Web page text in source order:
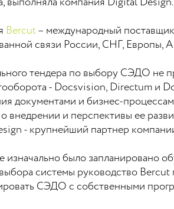
выполняла компания Digital Design.
Bercut – международный
связи России, СНГ, Европы,
тендера по выбору СЭДО не
- Docsvision, Directum и
документами и бизнес-
внедрении и перспективы ее
- крупнейший партнер
изначально было запланировано
системы руководство
СЭДО с собственными